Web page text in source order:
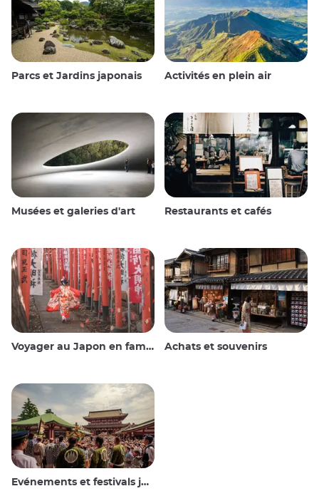
Parcs et Jardins japonais Activités en plein air
Musées et galeries d'art Restaurants et cafés
Voyager au Japon en famille Achats et souvenirs
Evénements et festivals japonais